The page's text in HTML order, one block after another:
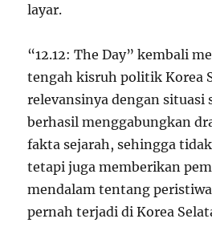
layar.
“12.12: The Day” kembali
tengah kisruh politik Korea
relevansinya dengan situasi
berhasil menggabungkan
fakta sejarah, sehingga
tetapi juga memberikan
mendalam tentang
pernah terjadi di Korea